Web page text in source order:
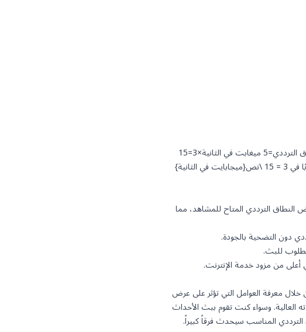
بالنسبة لبث 1080p بسرعة 5 ميغابت في الثانية مع 3 مشاهدين متزامنين إجمالي عرض النطاق الترددي=5 ميغابت في الثانية×3=15
ميغابت في الثانية \نص{إجمالي عرض النطاق الترددي} = 5 \نص{ميجابايت في الثانية} \مضروبًا في 3 = 15 \نص{ميجابايت في الثانية}
الترددي المتاح للمشاهد، مما
للبث.
أعلى من مزود خدمة الإنترنت.
خلال معرفة العوامل التي تؤثر على عرض
العالية. وسواء كنت تقوم ببث الأحداث
المناسب سيحدث فرقاً كبيراً.